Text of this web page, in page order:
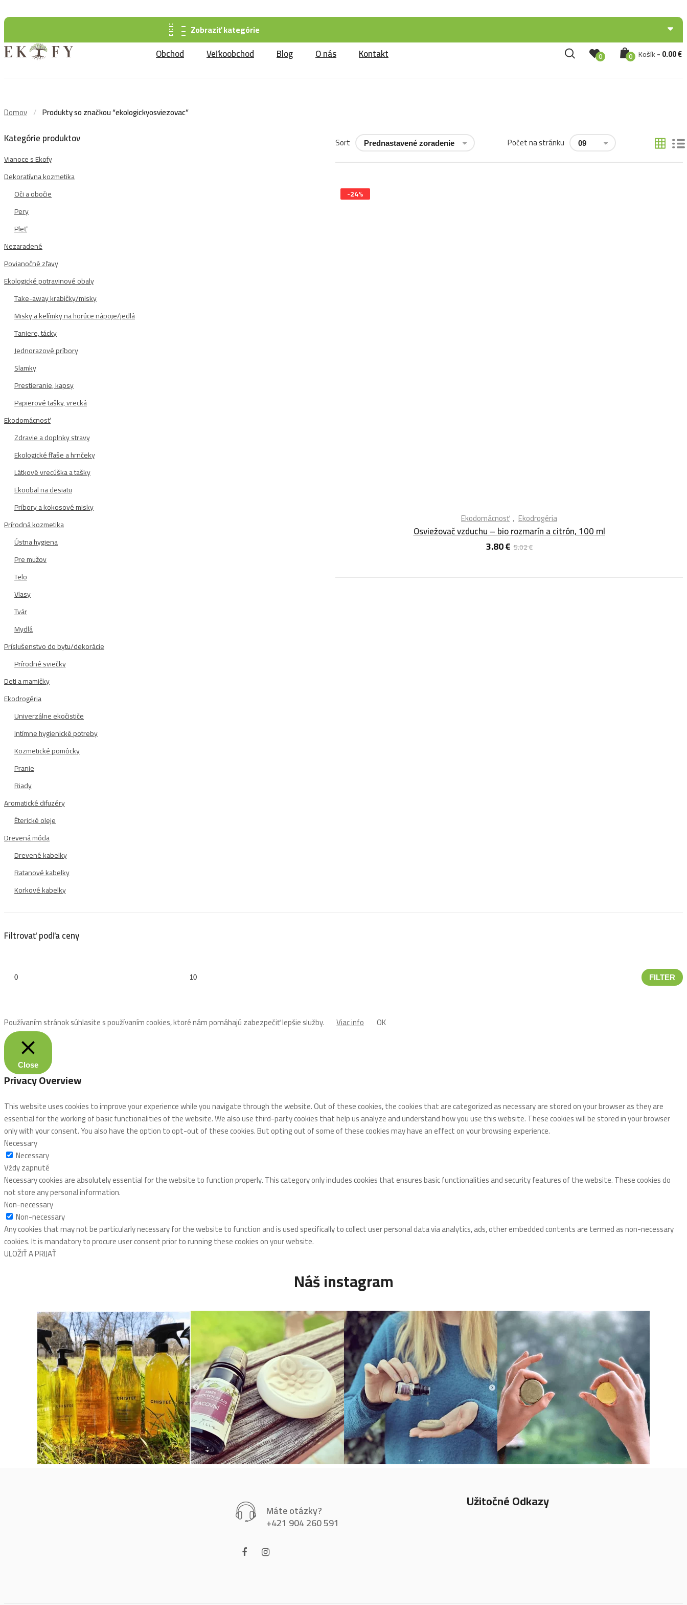
info@ekofy.sk +421 904 260 591 Prihlásenie / Registrácia
Zobraziť kategórie
Obchod Veľkoobchod Blog O nás Kontakt 0 0 Košík-0.00€
Domov Produkty so značkou “ekologickyosviezovac”
Sort Počet na stránku
-24%
Ekodomácnosť Ekodrogéria
Osviežovač vzduchu – bio rozmarín a citrón, 100 ml
5.02€
3.80€
Kategórie produktov
Vianoce s Ekofy
Dekoratívna kozmetika
Oči a obočie
Pery
Pleť
Nezaradené
Povianočné zľavy
Ekologické potravinové obaly
Take-away krabičky/misky
Misky a kelímky na horúce nápoje/jedlá
Taniere, tácky
Jednorazové príbory
Slamky
Prestieranie, kapsy
Papierové tašky, vrecká
Ekodomácnosť
Zdravie a doplnky stravy
Ekologické fľaše a hrnčeky
Látkové vrecúška a tašky
Ekoobal na desiatu
Príbory a kokosové misky
Prírodná kozmetika
Ústna hygiena
Pre mužov
Telo
Vlasy
Tvár
Mydlá
Príslušenstvo do bytu/dekorácie
Prírodné sviečky
Deti a mamičky
Ekodrogéria
Univerzálne ekočističe
Intímne hygienické potreby
Kozmetické pomôcky
Pranie
Riady
Aromatické difuzéry
Éterické oleje
Drevená móda
Drevené kabelky
Ratanové kabelky
Korkové kabelky
Filtrovať podľa ceny
FILTER
Používaním stránok súhlasite s používaním cookies, ktoré nám pomáhajú zabezpečiť lepšie služby. Viac info OK
Close
Privacy Overview
This website uses cookies to improve your experience while you navigate through the website. Out of these cookies, the cookies that are categorized as necessary are stored on your browser as they are
essential for the working of basic functionalities of the website. We also use third-party cookies that help us analyze and understand how you use this website. These cookies will be stored in your browser
only with your consent. You also have the option to opt-out of these cookies. But opting out of some of these cookies may have an effect on your browsing experience.
Necessary
Necessary
Vždy zapnuté
Necessary cookies are absolutely essential for the website to function properly. This category only includes cookies that ensures basic functionalities and security features of the website. These cookies do
not store any personal information.
Non-necessary
Non-necessary
Any cookies that may not be particularly necessary for the website to function and is used specifically to collect user personal data via analytics, ads, other embedded contents are termed as non-necessary
cookies. It is mandatory to procure user consent prior to running these cookies on your website.
ULOŽIŤ A PRIJAŤ
Náš instagram
Máte otázky?
+421 904 260 591
Užitočné Odkazy